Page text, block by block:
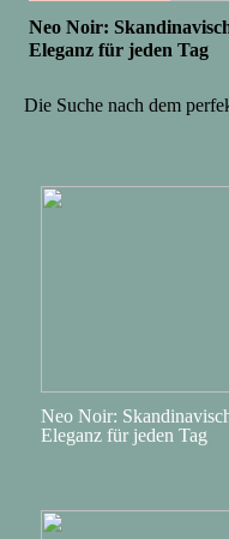
Neo Noir:
Eleganz für jeden Tag
Die Suche nach dem
Neo Noir:
Eleganz für jeden Tag